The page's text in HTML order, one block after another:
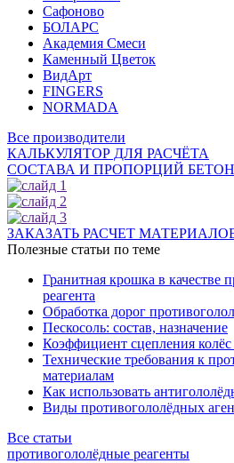
Сафоново
БОЛАРС
Академия Смеси
Каменный Цветок
ВидАрт
FINGERS
NORMADA
Все производители
КАЛЬКУЛЯТОР ДЛЯ РАСЧЁТА
СОСТАВА И ПРОПОРЦИЙ
ЗАКАЗАТЬ РАСЧЕТ
Полезные статьи по теме
Гранитная крошка в качестве
реагента
Обработка дорог
Пескосоль: состав, назначение
Коэффициент сцепления колёс
Технические требования к
материалам
Как использовать
Виды противогололёдных
Все статьи
противогололёдные реагенты